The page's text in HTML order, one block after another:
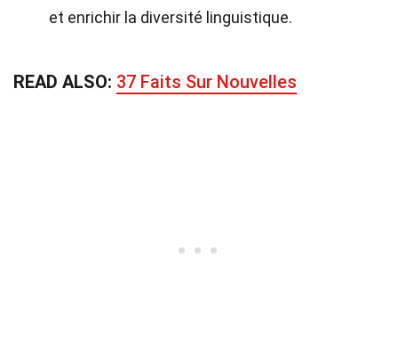
et enrichir la diversité linguistique.
READ ALSO: 37 Faits Sur Nouvelles